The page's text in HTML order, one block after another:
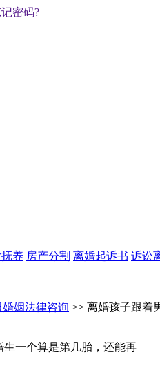
密码?
养 房产分割 离婚起诉书 诉讼
婚姻法律咨询 >> 离婚孩子跟着
一个算是第几胎，还能再